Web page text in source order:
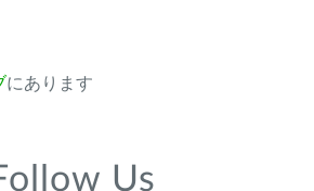
にあります
Us